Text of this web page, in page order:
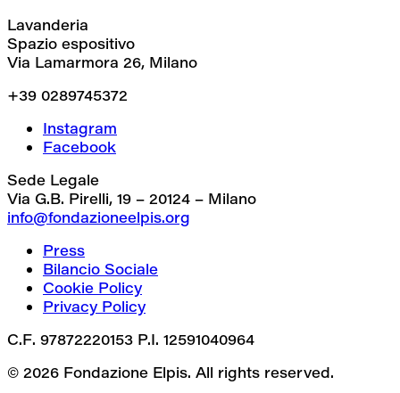
Lavanderia
Spazio espositivo
Via Lamarmora 26, Milano
+39 0289745372
Instagram
Facebook
Sede Legale
Via G.B. Pirelli, 19 – 20124 – Milano
info@fondazioneelpis.org
Press
Bilancio Sociale
Cookie Policy
Privacy Policy
C.F. 97872220153 P.I. 12591040964
© 2026 Fondazione Elpis. All rights reserved.